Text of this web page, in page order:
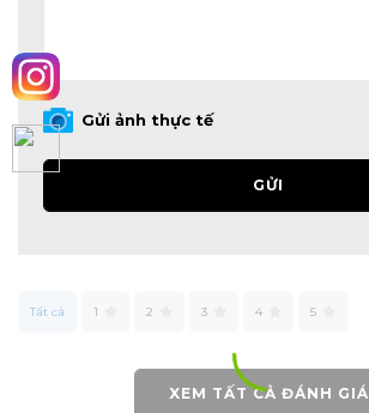
Gửi ảnh thực tế
GỬI
Tất cả 1 2 3 4 5
XEM TẤT CẢ ĐÁNH GIÁ